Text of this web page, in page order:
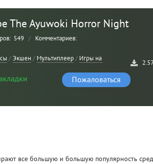
The Ayuwoki Horror Night
549 / Комментариев:
/Экшен / Мультиплеер/ Игры на 2 по сети
Пожаловаться
все большую и большую популярность